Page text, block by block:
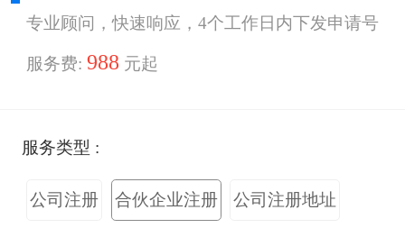
专业顾问，快速响应，4个工作日内下发申请号
服务费:988 元起
服务类型 :
公司注册 合伙企业注册 公司注册地址